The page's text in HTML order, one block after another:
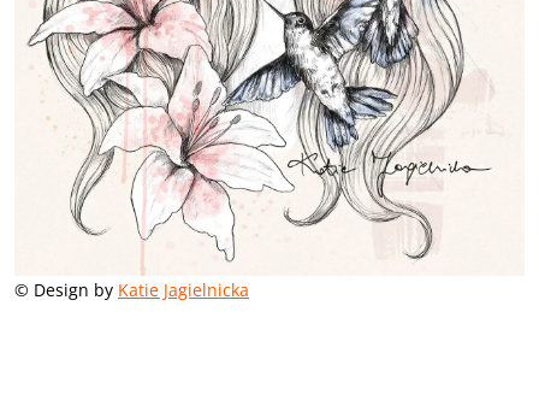
© Design by Katie Jagielnicka